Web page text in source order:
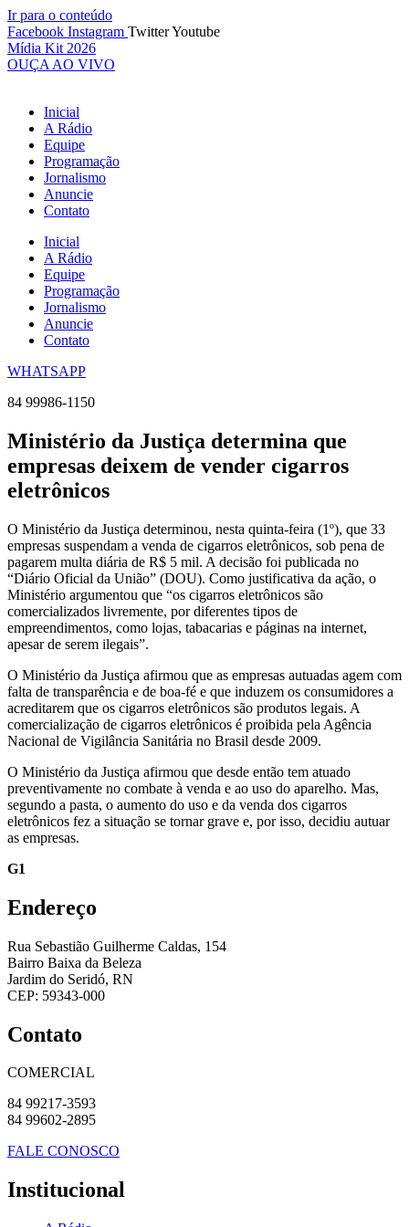
Ir para o conteúdo
Facebook Instagram TwitterYoutube
Mídia Kit 2026
OUÇA AO VIVO
Inicial
A Rádio
Equipe
Programação
Jornalismo
Anuncie
Contato
Inicial
A Rádio
Equipe
Programação
Jornalismo
Anuncie
Contato
WHATSAPP
84 99986-1150
Ministério da Justiça determina que
empresas deixem de vender cigarros
eletrônicos
O Ministério da Justiça determinou, nesta quinta-feira (1º), que 33
empresas suspendam a venda de cigarros eletrônicos, sob pena de
pagarem multa diária de R$ 5 mil. A decisão foi publicada no
“Diário Oficial da União” (DOU). Como justificativa da ação, o
Ministério argumentou que “os cigarros eletrônicos são
comercializados livremente, por diferentes tipos de
empreendimentos, como lojas, tabacarias e páginas na internet,
apesar de serem ilegais”.
O Ministério da Justiça afirmou que as empresas autuadas agem com
falta de transparência e de boa-fé e que induzem os consumidores a
acreditarem que os cigarros eletrônicos são produtos legais. A
comercialização de cigarros eletrônicos é proibida pela Agência
Nacional de Vigilância Sanitária no Brasil desde 2009.
O Ministério da Justiça afirmou que desde então tem atuado
preventivamente no combate à venda e ao uso do aparelho. Mas,
segundo a pasta, o aumento do uso e da venda dos cigarros
eletrônicos fez a situação se tornar grave e, por isso, decidiu autuar
as empresas.
G1
Endereço
Rua Sebastião Guilherme Caldas, 154
Bairro Baixa da Beleza
Jardim do Seridó, RN
CEP: 59343-000
Contato
COMERCIAL
84 99217-3593
84 99602-2895
FALE CONOSCO
Institucional